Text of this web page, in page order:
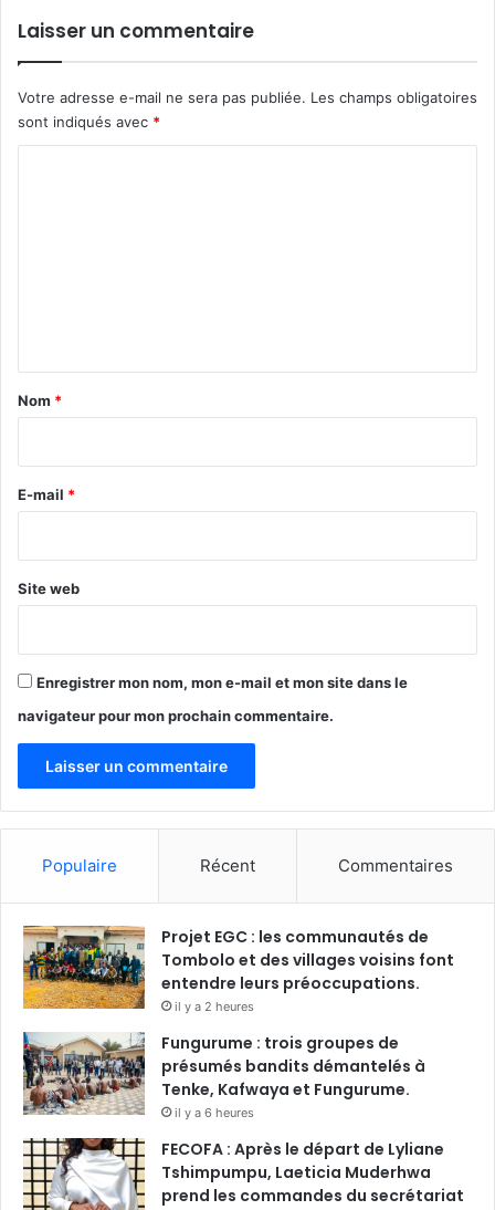
Laisser un commentaire
Votre adresse e-mail ne sera pas publiée. Les champs obligatoires
sont indiqués avec *
a
e
Nom *
E-mail *
Site web
Enregistrer mon nom, mon e-mail et mon site dans le
navigateur pour mon prochain commentaire.
Populaire Récent Commentaires
Projet EGC : les communautés de
Tombolo et des villages voisins font
entendre leurs préoccupations.
il y a 2 heures
Fungurume : trois groupes de
présumés bandits démantelés à
Tenke, Kafwaya et Fungurume.
il y a 6 heures
FECOFA : Après le départ de Lyliane
Tshimpumpu, Laeticia Muderhwa
prend les commandes du secrétariat